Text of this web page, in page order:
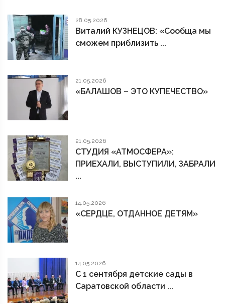
28.05.2026
Виталий КУЗНЕЦОВ: «Сообща мы
сможем приблизить ...
21.05.2026
«БАЛАШОВ – ЭТО КУПЕЧЕСТВО»
21.05.2026
СТУДИЯ «АТМОСФЕРА»:
ПРИЕХАЛИ, ВЫСТУПИЛИ, ЗАБРАЛИ
...
14.05.2026
«СЕРДЦЕ, ОТДАННОЕ ДЕТЯМ»
14.05.2026
С 1 сентября детские сады в
Саратовской области ...